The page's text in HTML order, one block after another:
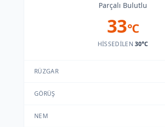
Parçalı Bulutlu
33°C
HISSEDILEN30°C
RÜZGAR
GÖRÜŞ
NEM